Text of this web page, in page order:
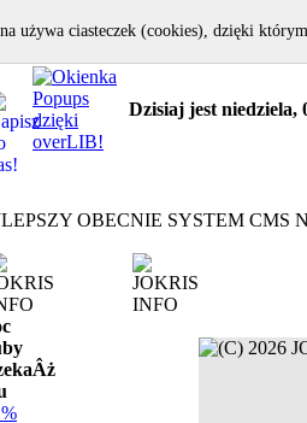
Dzisiaj jest niedziela,
OBECNIE SYSTEM CMS
używa ciasteczek (cookies), dzięki